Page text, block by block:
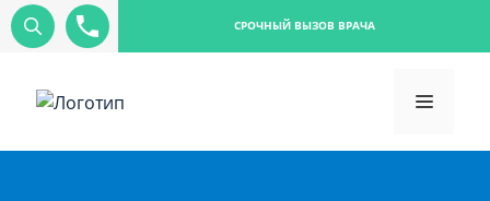
СРОЧНЫЙ ВЫЗОВ ВРАЧА